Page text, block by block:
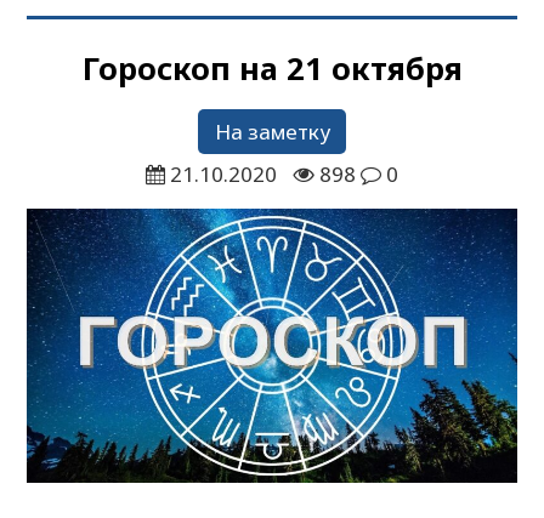
Гороскоп на 21 октября
На заметку
21.10.2020
898 0